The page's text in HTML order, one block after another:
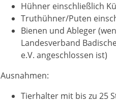
Hühner einschließlich
Truthühner/Puten
Bienen und Ableger
Landesverband
e.V. angeschlossen ist)
Ausnahmen:
Tierhalter mit bis zu 25